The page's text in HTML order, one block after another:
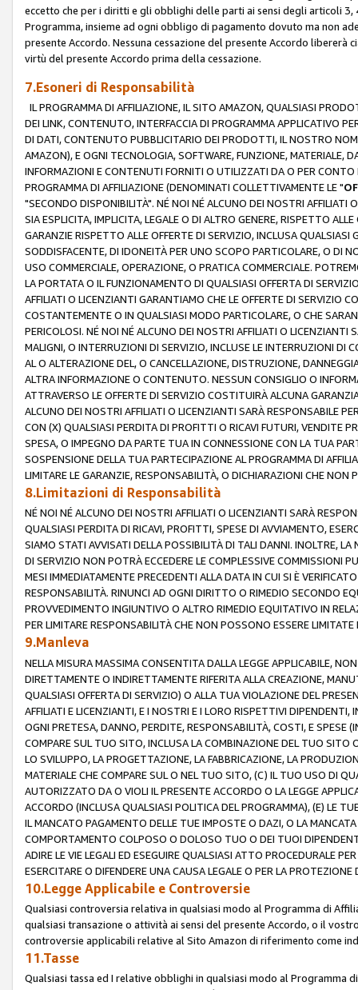
eccetto che per i diritti e gli obblighi delle parti ai sensi degli articoli
Programma, insieme ad ogni obbligo di pagamento dovuto ma non
presente Accordo. Nessuna cessazione del presente Accordo
virtù del presente Accordo prima della cessazione.
7.Esoneri di Responsabilità
IL PROGRAMMA DI AFFILIAZIONE, IL SITO AMAZON, QUALSIASI
DEI LINK, CONTENUTO, INTERFACCIA DI PROGRAMMA APPLICATIVO
DI DATI, CONTENUTO PUBBLICITARIO DEI PRODOTTI, IL NOSTRO
AMAZON), E OGNI TECNOLOGIA, SOFTWARE, FUNZIONE, MATERIALE,
INFORMAZIONI E CONTENUTI FORNITI O UTILIZZATI DA O PER
PROGRAMMA DI AFFILIAZIONE (DENOMINATI COLLETTIVAMENTE LE "
"SECONDO DISPONIBILITÀ". NÉ NOI NÉ ALCUNO DEI NOSTRI
SIA ESPLICITA, IMPLICITA, LEGALE O DI ALTRO GENERE, RISPETTO
GARANZIE RISPETTO ALLE OFFERTE DI SERVIZIO, INCLUSA
SODDISFACENTE, DI IDONEITÀ PER UNO SCOPO PARTICOLARE, O DI
USO COMMERCIALE, OPERAZIONE, O PRATICA COMMERCIALE.
LA PORTATA O IL FUNZIONAMENTO DI QUALSIASI OFFERTA DI
AFFILIATI O LICENZIANTI GARANTIAMO CHE LE OFFERTE DI SERVIZIO
COSTANTEMENTE O IN QUALSIASI MODO PARTICOLARE, O CHE
PERICOLOSI. NÉ NOI NÉ ALCUNO DEI NOSTRI AFFILIATI O LICENZIANTI
MALIGNI, O INTERRUZIONI DI SERVIZIO, INCLUSE LE INTERRUZIONI DI
AL O ALTERAZIONE DEL, O CANCELLAZIONE, DISTRUZIONE,
ALTRA INFORMAZIONE O CONTENUTO. NESSUN CONSIGLIO O
ATTRAVERSO LE OFFERTE DI SERVIZIO COSTITUIRÀ ALCUNA
ALCUNO DEI NOSTRI AFFILIATI O LICENZIANTI SARÀ RESPONSABILE
CON (X) QUALSIASI PERDITA DI PROFITTI O RICAVI FUTURI, VENDITE
SPESA, O IMPEGNO DA PARTE TUA IN CONNESSIONE CON LA TUA
SOSPENSIONE DELLA TUA PARTECIPAZIONE AL PROGRAMMA DI
LIMITARE LE GARANZIE, RESPONSABILITÀ, O DICHIARAZIONI CHE NON
8.Limitazioni di Responsabilità
NÉ NOI NÉ ALCUNO DEI NOSTRI AFFILIATI O LICENZIANTI SARÀ
QUALSIASI PERDITA DI RICAVI, PROFITTI, SPESE DI AVVIAMENTO,
SIAMO STATI AVVISATI DELLA POSSIBILITÀ DI TALI DANNI. INOLTRE,
DI SERVIZIO NON POTRÀ ECCEDERE LE COMPLESSIVE COMMISSIONI
MESI IMMEDIATAMENTE PRECEDENTI ALLA DATA IN CUI SI È
RESPONSABILITÀ. RINUNCI AD OGNI DIRITTO O RIMEDIO SECONDO
PROVVEDIMENTO INGIUNTIVO O ALTRO RIMEDIO EQUITATIVO IN
PER LIMITARE RESPONSABILITÀ CHE NON POSSONO ESSERE LIMITATE
9.Manleva
NELLA MISURA MASSIMA CONSENTITA DALLA LEGGE APPLICABILE,
DIRETTAMENTE O INDIRETTAMENTE RIFERITA ALLA CREAZIONE,
QUALSIASI OFFERTA DI SERVIZIO) O ALLA TUA VIOLAZIONE DEL
AFFILIATI E LICENZIANTI, E I NOSTRI E I LORO RISPETTIVI
OGNI PRETESA, DANNO, PERDITE, RESPONSABILITÀ, COSTI, E SPESE
COMPARE SUL TUO SITO, INCLUSA LA COMBINAZIONE DEL TUO SITO
LO SVILUPPO, LA PROGETTAZIONE, LA FABBRICAZIONE, LA
MATERIALE CHE COMPARE SUL O NEL TUO SITO, (C) IL TUO USO DI
AUTORIZZATO DA O VIOLI IL PRESENTE ACCORDO O LA LEGGE
ACCORDO (INCLUSA QUALSIASI POLITICA DEL PROGRAMMA), (E) LE
IL MANCATO PAGAMENTO DELLE TUE IMPOSTE O DAZI, O LA
COMPORTAMENTO COLPOSO O DOLOSO TUO O DEI TUOI
ADIRE LE VIE LEGALI ED ESEGUIRE QUALSIASI ATTO PROCEDURALE
ESERCITARE O DIFENDERE UNA CAUSA LEGALE O PER LA
10.Legge Applicabile e Controversie
Qualsiasi controversia relativa in qualsiasi modo al Programma di
qualsiasi transazione o attività ai sensi del presente Accordo, o il
controversie applicabili relative al Sito Amazon di riferimento come
11.Tasse
Qualsiasi tassa ed I relative obblighi in qualsiasi modo al